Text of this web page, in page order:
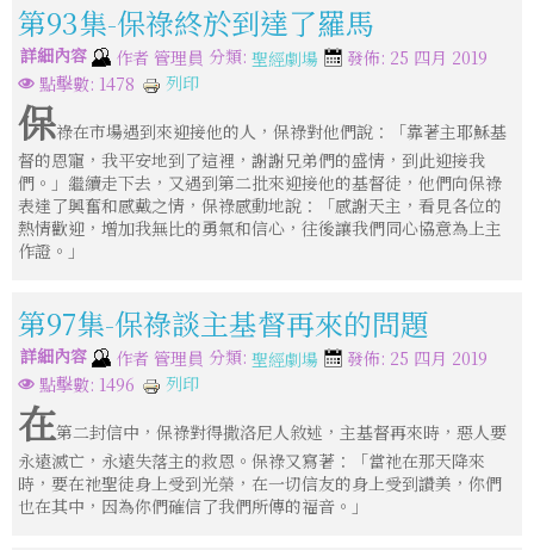
第93集-保祿終於到達了羅馬
詳細內容 作者 管理員 分類: 聖經劇場
發佈: 25 四月 2019
點擊數: 1478
列印
保祿在市場遇到來迎接他的人，保祿對他們說：「靠著主耶穌基
督的恩寵，我平安地到了這裡，謝謝兄弟們的盛情，到此迎接我
們。」繼續走下去，又遇到第二批來迎接他的基督徒，他們向保祿
表達了興奮和感戴之情，保祿感動地說：「感謝天主，看見各位的
熱情歡迎，增加我無比的勇氣和信心，往後讓我們同心協意為上主
作證。」
第97集-保祿談主基督再來的問題
詳細內容 作者 管理員 分類: 聖經劇場
發佈: 25 四月 2019
點擊數: 1496
列印
在第二封信中，保祿對得撒洛尼人敘述，主基督再來時，惡人要
永遠滅亡，永遠失落主的救恩。保祿又寫著：「當祂在那天降來
時，要在祂聖徒身上受到光榮，在一切信友的身上受到讚美，你們
也在其中，因為你們確信了我們所傳的福音。」